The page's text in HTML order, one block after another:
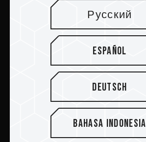
SUPPORT
COMMUNITY
Русский
Español
Deutsch
Bahasa Indonesia